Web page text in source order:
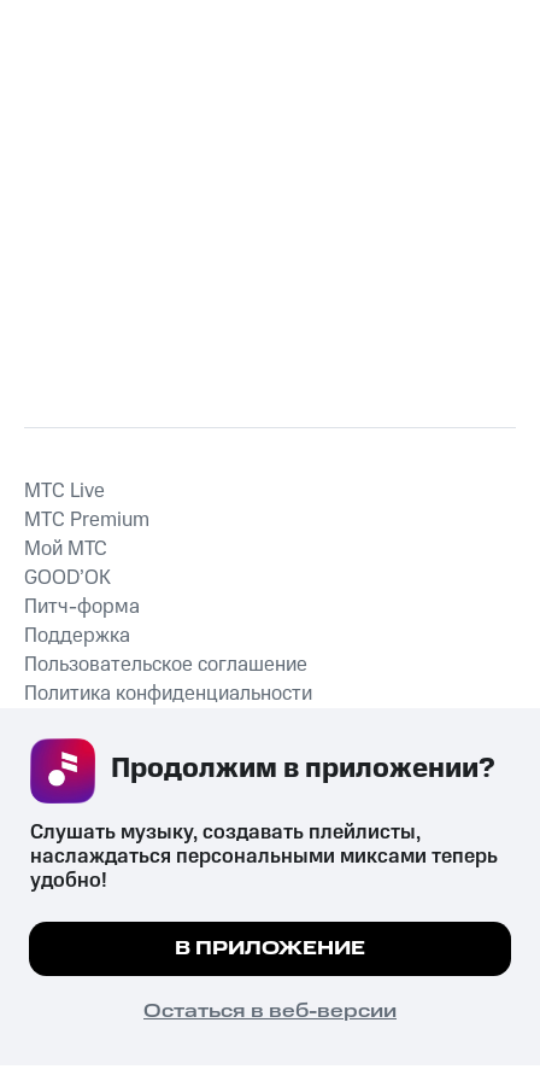
СКАЧАТЬ ПРИЛОЖЕНИЕ
MTС Live
MTС Premium
Мой МТС
GOOD’OK
Питч-форма
Поддержка
Пользовательское соглашение
Политика конфиденциальности
психотропных веществ, их аналогов причиняет вред здоровью,
их незаконный оборот запрещён и влечёт установленную
законодательством ответственность.
© 2026 ООО «КИОН».
Все права защищены
Мы используем куки, чтобы на сайте все
Подробнее
ПОНЯТНО
Слушать музыку, создавать плейлисты,
наслаждаться персональными миксами теперь
удобно!
В ПРИЛОЖЕНИЕ
Остаться в веб-версии